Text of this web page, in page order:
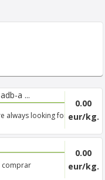
a ...
always looking for
0.00
eur/kg.
comprar
0.00
eur/kg.